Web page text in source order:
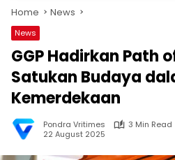
Home News
News
GGP Hadirkan Path
Satukan Budaya
Kemerdekaan
Pondra Vritimes
3 Min Read
22 August 2025